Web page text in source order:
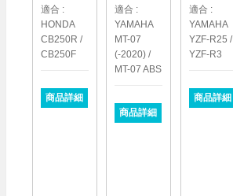
適合 :
HONDA
CB250R /
CB250F
商品詳細
適合 :
YAMAHA
MT-07
(-2020) /
MT-07 ABS
商品詳細
適合 :
YAMAHA
YZF-R25 /
YZF-R3
商品詳細